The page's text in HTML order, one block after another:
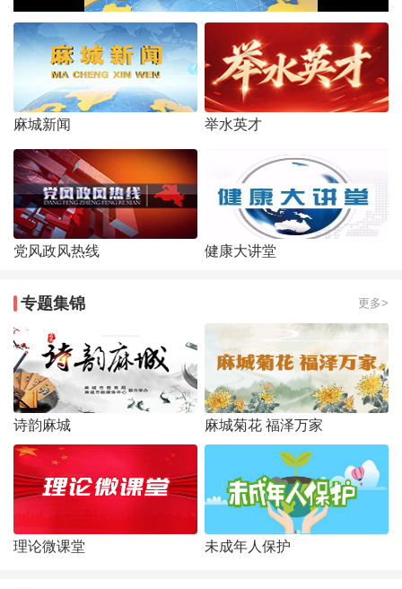
麻城新闻 举水英才
党风政风热线 健康大讲堂
专题集锦 更多>
诗韵麻城 麻城菊花 福泽万家
理论微课堂 未成年人保护